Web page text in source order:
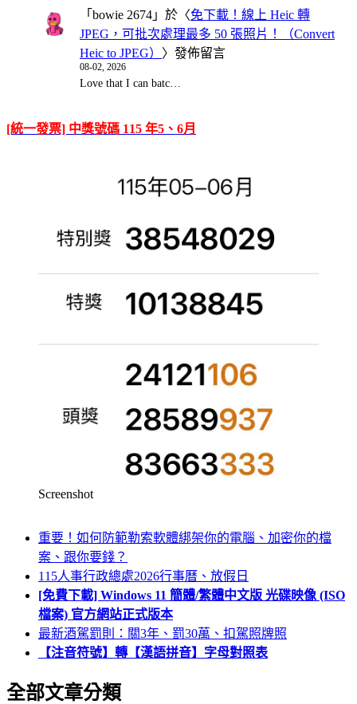
「 bowie 2674 」於〈免下載！線上 Heic 轉
JPEG，可批次處理最多 50 張照片！（Convert
Heic to JPEG） 〉發佈留言
08-02, 2026
Love that I can batc…
[統一發票] 中獎號碼 115 年5、6月
Screenshot
重要！如何防範勒索軟體綁架你的電腦、加密你的檔
案、跟你要錢？
115人事行政總處2026行事曆、放假日
[免費下載] Windows 11 簡體/繁體中文版 光碟映像 (ISO
檔案) 官方網站正式版本
最新酒駕罰則：關3年、罰30萬、扣駕照牌照
【注音符號】轉【漢語拼音】字母對照表
全部文章分類